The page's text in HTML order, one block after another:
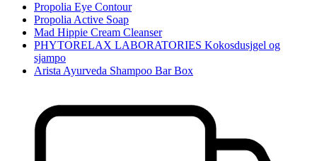
Propolia Eye Contour
Propolia Active Soap
Mad Hippie Cream Cleanser
PHYTORELAX LABORATORIES Kokosdusjgel og
sjampo
Arista Ayurveda Shampoo Bar Box